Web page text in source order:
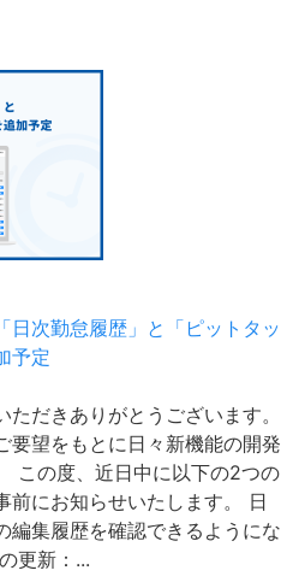
日次勤怠履歴」と「ピットタッ
予定
だきありがとうございます。
要望をもとに日々新機能の開発
この度、近日中に以下の2つの
前にお知らせいたします。 日
編集履歴を確認できるようにな
更新：...